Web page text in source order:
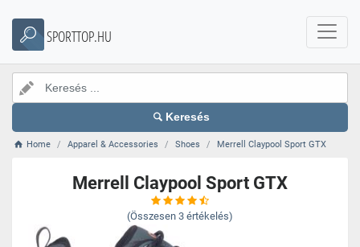
SPORTTOP.HU
Keresés
Home Apparel & Accessories Shoes Merrell Claypool Sport GTX
Merrell Claypool Sport GTX
(Összesen 3 értékelés)